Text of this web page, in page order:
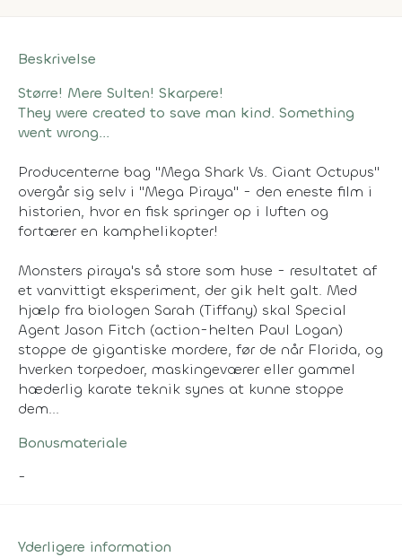
Beskrivelse
Større! Mere Sulten! Skarpere!
They were created to save man kind. Something
went wrong...
Producenterne bag "Mega Shark Vs. Giant Octupus"
overgår sig selv i "Mega Piraya" - den eneste film i
historien, hvor en fisk springer op i luften og
fortærer en kamphelikopter!
Monsters piraya's så store som huse - resultatet af
et vanvittigt eksperiment, der gik helt galt. Med
hjælp fra biologen Sarah (Tiffany) skal Special
Agent Jason Fitch (action-helten Paul Logan)
stoppe de gigantiske mordere, før de når Florida, og
hverken torpedoer, maskingeværer eller gammel
hæderlig karate teknik synes at kunne stoppe
dem...
Bonusmateriale
-
Yderligere information